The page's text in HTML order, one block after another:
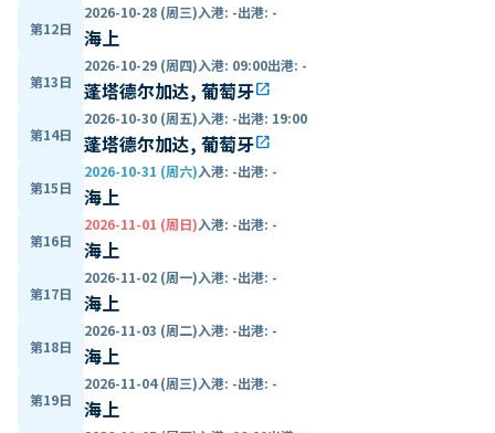
第12日
2026-10-28 (周三)入港: -出港: -
海上
第13日
2026-10-29 (周四)入港: 09:00出港: -
蓬塔德尔加达, 葡萄牙open_in_new
第14日
2026-10-30 (周五)入港: -出港: 19:00
蓬塔德尔加达, 葡萄牙open_in_new
第15日
2026-10-31 (周六)入港: -出港: -
海上
第16日
2026-11-01 (周日)入港: -出港: -
海上
第17日
2026-11-02 (周一)入港: -出港: -
海上
第18日
2026-11-03 (周二)入港: -出港: -
海上
第19日
2026-11-04 (周三)入港: -出港: -
海上